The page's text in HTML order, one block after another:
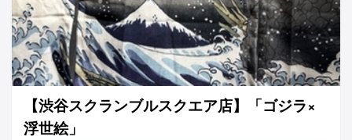
【渋谷スクランブルスクエア店】「ゴジラ×
浮世絵」